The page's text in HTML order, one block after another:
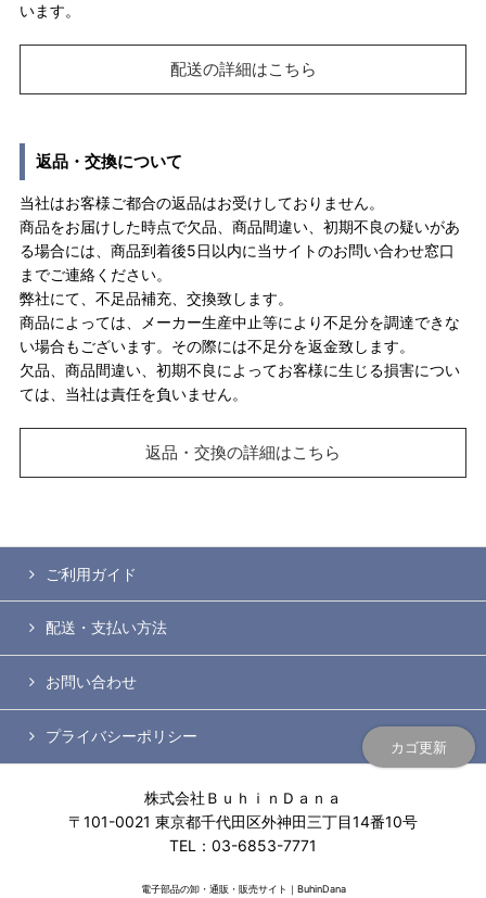
カゴ更新
います。
配送の詳細はこちら
返品・交換について
当社はお客様ご都合の返品はお受けしておりません。
商品をお届けした時点で欠品、商品間違い、初期不良の疑いがあ
る場合には、商品到着後5日以内に当サイトのお問い合わせ窓口
までご連絡ください。
弊社にて、不足品補充、交換致します。
商品によっては、メーカー生産中止等により不足分を調達できな
い場合もございます。その際には不足分を返金致します。
欠品、商品間違い、初期不良によってお客様に生じる損害につい
ては、当社は責任を負いません。
返品・交換の詳細はこちら
ご利用ガイド
配送・支払い方法
お問い合わせ
プライバシーポリシー
株式会社ＢｕｈｉｎＤａｎａ
〒101-0021 東京都千代田区外神田三丁目14番10号
TEL：03-6853-7771
電子部品の卸・通販・販売サイト｜BuhinDana